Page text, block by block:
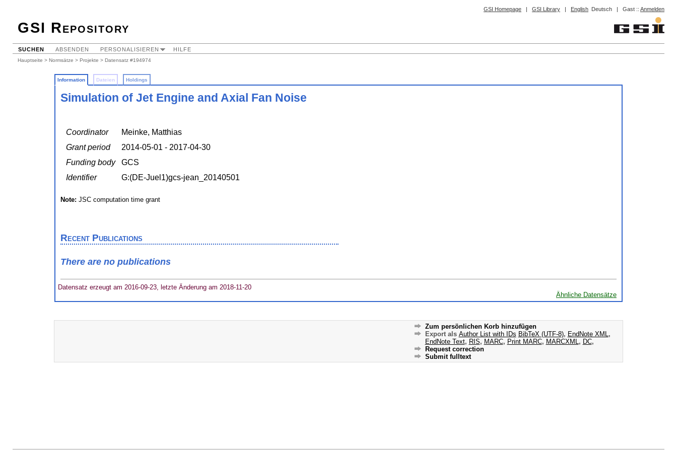
GSI Homepage | GSI Library | English Deutsch | Gast :: Anmelden
GSI Repository
SUCHEN ABSENDEN PERSONALISIEREN HILFE
Hauptseite > Normsätze > Projekte > Datensatz #194974
Information Dateien Holdings
Simulation of Jet Engine and Axial Fan Noise
Coordinator
Meinke, Matthias
Grant period
2014-05-01 - 2017-04-30
Funding body
GCS
Identifier
G:(DE-Juel1)gcs-jean_20140501
Note: JSC computation time grant
Recent Publications
There are no publications
Datensatz erzeugt am 2016-09-23, letzte Änderung am 2018-11-20
Ähnliche Datensätze
Zum persönlichen Korb hinzufügen
Export als Author List with IDs BibTeX (UTF-8), EndNote XML ,
EndNote Text, RIS, MARC, Print MARC, MARCXML , DC,
Request correction
Submit fulltext